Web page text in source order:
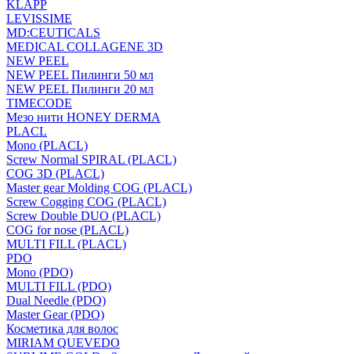
KLAPP
LEVISSIME
MD:CEUTICALS
MEDICAL COLLAGENE 3D
NEW PEEL
NEW PEEL Пилинги 50 мл
NEW PEEL Пилинги 20 мл
TIMECODE
Мезо нити HONEY DERMA
PLACL
Mono (PLACL)
Screw Normal SPIRAL (PLACL)
COG 3D (PLACL)
Master gear Molding COG (PLACL)
Screw Cogging COG (PLACL)
Screw Double DUO (PLACL)
COG for nose (PLACL)
MULTI FILL (PLACL)
PDO
Mono (PDO)
MULTI FILL (PDO)
Dual Needle (PDO)
Master Gear (PDO)
Косметика для волос
MIRIAM QUEVEDO